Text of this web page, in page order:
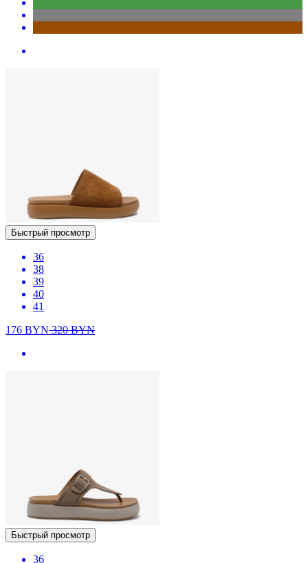
Быстрый просмотр
36
38
39
40
41
176 BYN320BYN
Быстрый просмотр
36